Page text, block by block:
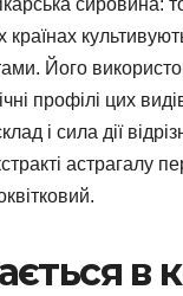
країнах
Його
профілі цих
і сила дії
астрагалу
в